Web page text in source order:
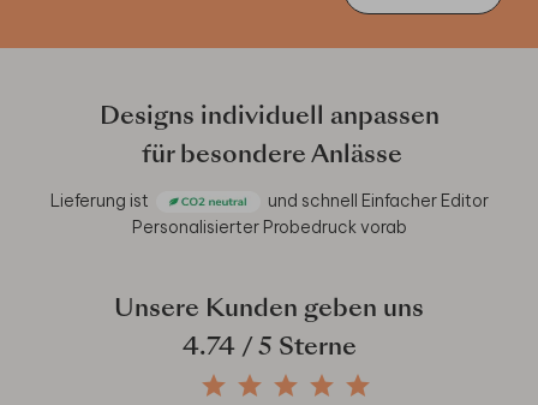
Designs individuell anpassen
für besondere Anlässe
Lieferung ist und schnell Einfacher Editor
Personalisierter Probedruck vorab
Unsere Kunden geben uns
4.74/ 5 Sterne